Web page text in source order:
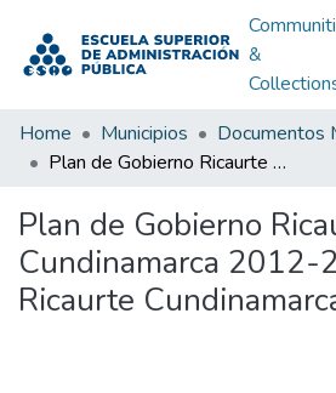
&
Home Municipios
Documentos
Plan de Gobierno Ricaurte Cundinamarca 2012-2015: PG Ricaurte Cundinamarca 2012-2015
Plan de Gobierno
Cundinamarca 2012-
Ricaurte